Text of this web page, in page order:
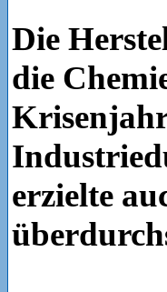
Die
die
Krisenjahr
erzielte